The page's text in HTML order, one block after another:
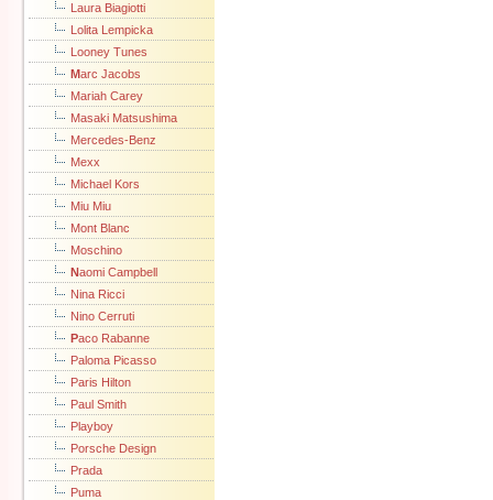
Laura Biagiotti
Lolita Lempicka
Looney Tunes
Marc Jacobs
Mariah Carey
Masaki Matsushima
Mercedes-Benz
Mexx
Michael Kors
Miu Miu
Mont Blanc
Moschino
Naomi Campbell
Nina Ricci
Nino Cerruti
Paco Rabanne
Paloma Picasso
Paris Hilton
Paul Smith
Playboy
Porsche Design
Prada
Puma